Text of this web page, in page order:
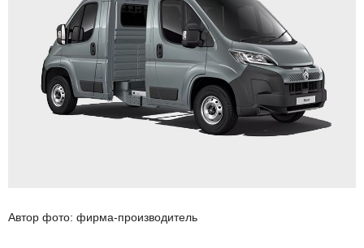
Автор фото: фирма-производитель